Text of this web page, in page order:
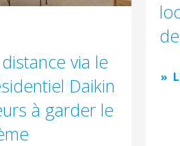
via le
Daikin
à garder le